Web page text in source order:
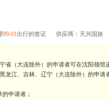
09-01出行的签证 供应商：天兴国旅
省（大连除外）的申请者可在沈阳领馆
龙江、吉林、辽宁（大连除外）的申
申请者；